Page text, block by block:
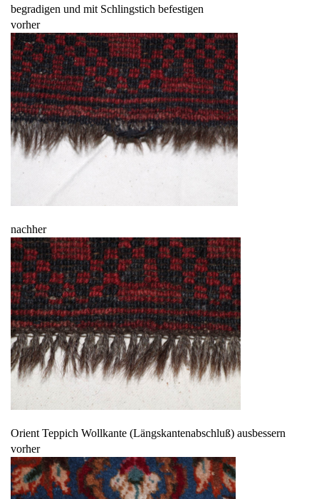
begradigen und mit Schlingstich befestigen
vorher
nachher
Orient Teppich Wollkante (Längskantenabschluß) ausbessern
vorher